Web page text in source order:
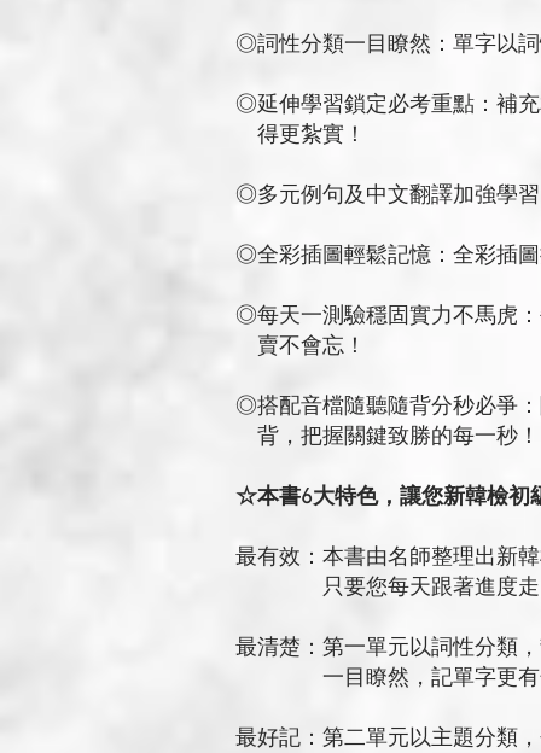
◎詞性分類一目瞭然：單字以
◎延伸學習鎖定必考重點：補
得更紮實！
◎多元例句及中文翻譯加強學
◎全彩插圖輕鬆記憶：全彩插
◎每天一測驗穩固實力不馬虎
賣不會忘！
◎搭配音檔隨聽隨背分秒必爭：
背，把握關鍵致勝的每一秒！
☆本書6大特色，讓您新韓檢初
最有效：本書由名師整理出新
只要您每天跟著進度走，
最清楚：第一單元以詞性分類
一目瞭然，記單字更有
最好記：第二單元以主題分類